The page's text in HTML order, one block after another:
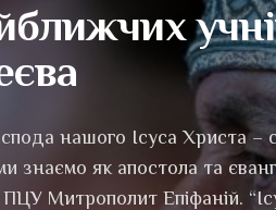
нашого Ісуса Христа –
знаємо як апостола та
Митрополит Епіфаній.